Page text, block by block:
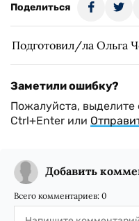
Поделиться
Подготовил/ла Ольга
Заметили ошибку?
Пожалуйста,
Ctrl+Enter или
Добавить
Всего комментариев: 0